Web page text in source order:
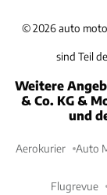
©2026 auto
sind Teil
Weitere
& Co. KG &
und
Aerokurier Auto
Flugrevue